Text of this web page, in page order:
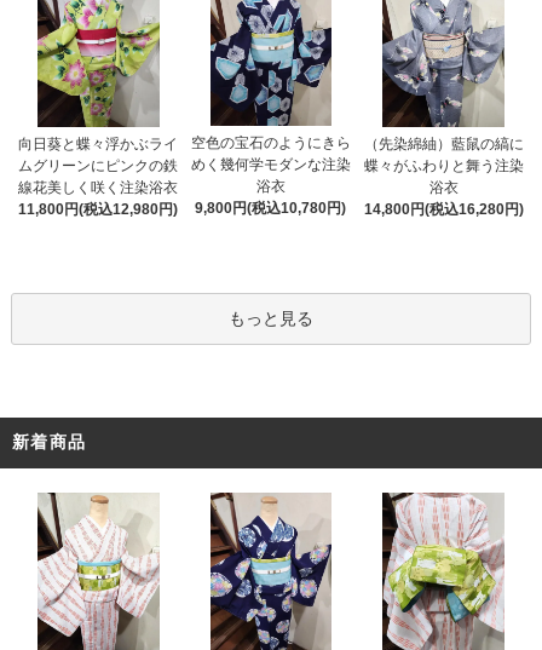
向日葵と蝶々浮かぶライ
ムグリーンにピンクの鉄
線花美しく咲く注染浴衣
11,800円(税込12,980円)
空色の宝石のようにきら
めく幾何学モダンな注染
浴衣
9,800円(税込10,780円)
（先染綿紬）藍鼠の縞に
蝶々がふわりと舞う注染
浴衣
14,800円(税込16,280円)
もっと見る
新着商品